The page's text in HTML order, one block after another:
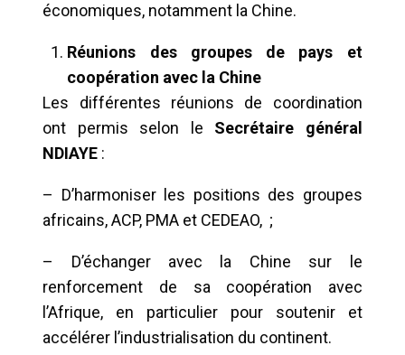
économiques, notamment la Chine.
Réunions des groupes de pays et
coopération avec la Chine
Les différentes réunions de coordination
ont permis selon le Secrétaire général
NDIAYE :
– D’harmoniser les positions des groupes
africains, ACP, PMA et CEDEAO, ;
– D’échanger avec la Chine sur le
renforcement de sa coopération avec
l’Afrique, en particulier pour soutenir et
accélérer l’industrialisation du continent.